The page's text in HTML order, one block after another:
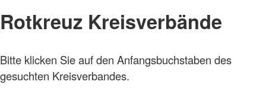
Rotkreuz Kreisverbände
Bitte klicken Sie auf den Anfangsbuchstaben des
gesuchten Kreisverbandes.